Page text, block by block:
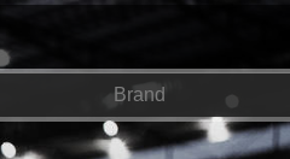
Brand